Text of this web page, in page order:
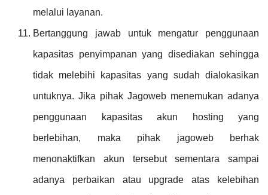
melalui layanan.
Bertanggung jawab untuk mengatur penggunaan
kapasitas penyimpanan yang disediakan sehingga
tidak melebihi kapasitas yang sudah dialokasikan
untuknya. Jika pihak Jagoweb menemukan adanya
penggunaan kapasitas akun hosting yang
berlebihan, maka pihak jagoweb berhak
menonaktifkan akun tersebut sementara sampai
adanya perbaikan atau upgrade atas kelebihan